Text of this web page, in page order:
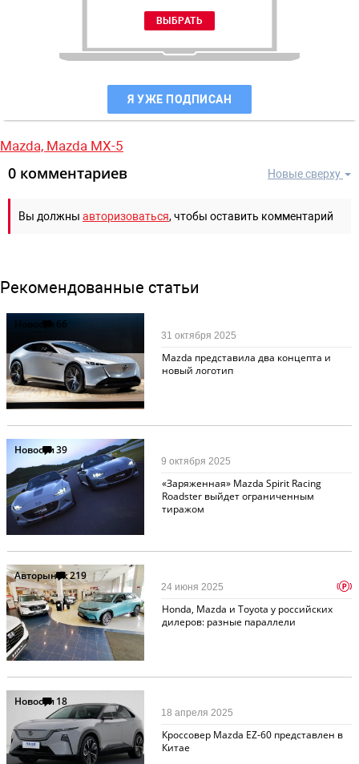
Я УЖЕ ПОДПИСАН
Mazda, Mazda MX-5
Новые сверху
0 комментариев
Вы должны авторизоваться, чтобы оставить комментарий
Рекомендованные статьи
Новости66
Mazda представила два концепта и
новый логотип
31 октября 2025
Новости39
«Заряженная» Mazda Spirit Racing
Roadster выйдет ограниченным
тиражом
9 октября 2025
Авторынок219
Honda, Mazda и Toyota у российских
дилеров: разные параллели
24 июня 2025 p
Новости18
Кроссовер Mazda EZ-60 представлен в
Китае
18 апреля 2025